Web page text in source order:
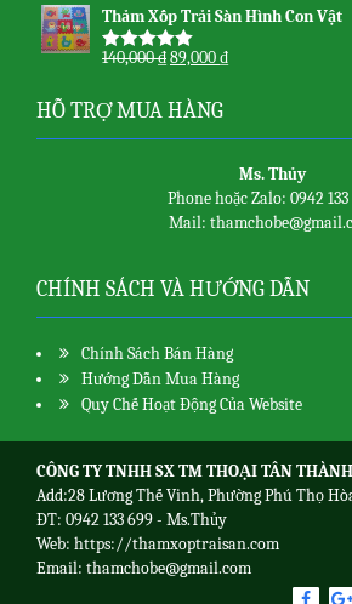
sao
Thảm Xốp Trải Sàn Hình Con Vật
Được xếp
140,000₫89,000₫
HỖ TRỢ MUA HÀNG
Ms. Thủy
Phone hoặc Zalo: 0942 133
Mail:
CHÍNH SÁCH VÀ HƯỚNG DẪN
Chính Sách Bán Hàng
Hướng Dẫn Mua Hàng
Quy Chế Hoạt Động Của Website
CÔNG TY TNHH SX TM THOẠI TÂN THÀNH
Add:28 Lương Thế Vinh, Phường Phú Thọ
ĐT: 0942 133 699 - Ms.Thủy
Web: https://thamxoptraisan.com
Email: thamchobe@gmail.com